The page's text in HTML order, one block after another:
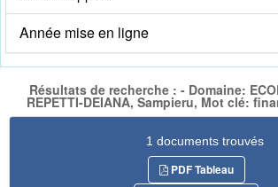
Année mise en ligne
Résultats de recherche : - Domaine:
REPETTI-DEIANA, Sampieru, Mot clé:
1 documents trouvés
PDF Tableau